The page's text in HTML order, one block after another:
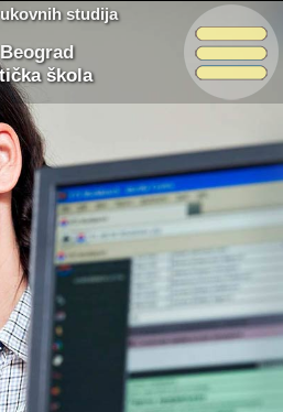
studija
škola